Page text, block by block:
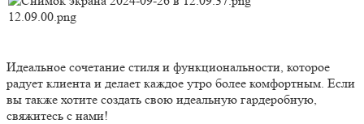
Идеальное сочетание стиля и функциональности, которое
радует клиента и делает каждое утро более комфортным. Если
вы также хотите создать свою идеальную гардеробную,
свяжитесь с нами!